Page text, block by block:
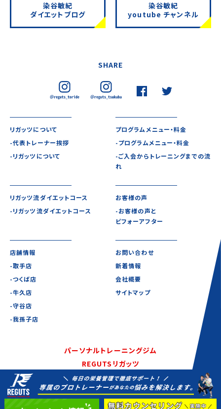
染谷敏紀
ダイエットブログ
染谷敏紀
youtube チャンネル
SHARE
リガッツについて
-代表トレーナー挨拶
-リガッツについて
プログラムメニュー・料金
-プログラムメニュー・料金
-ご入会からトレーニングまでの流
れ
リガッツ流ダイエットコース
-リガッツ流ダイエットコース
お客様の声
-お客様の声と
ビフォーアフター
店舗情報
-取手店
-つくば店
-牛久店
-守谷店
-我孫子店
お問い合わせ
新着情報
会社概要
サイトマップ
パーソナルトレーニングジム
REGUTSリガッツ
©2020-2021 REGUTS